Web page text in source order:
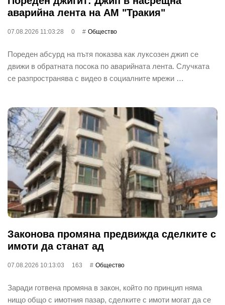
аварийна лента на АМ "Тракия"
07.08.2026 11:03:28 0 Общество
Пореден абсурд на пътя показва как луксозен джип се
движи в обратната посока по аварийната лента. Случката
се разпространява с видео в социалните мрежи …
Законова промяна предвижда сделките с
имоти да станат ад
07.08.2026 10:13:03 163 Общество
Заради готвена промяна в закон, който по принцип няма
нищо общо с имотния пазар, сделките с имоти могат да се